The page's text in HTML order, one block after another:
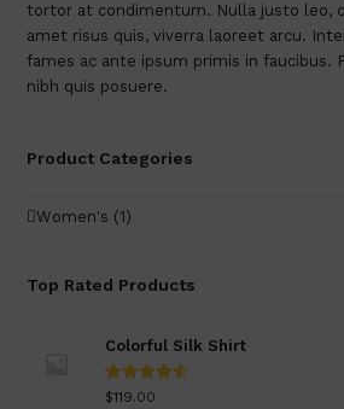
tortor at condimentum. Nulla justo leo,
amet risus quis, viverra laoreet arcu.
fames ac ante ipsum primis in faucibus.
nibh quis posuere.
Product Categories
Women's (1)
Top Rated Products
Colorful Silk Shirt
Puntuat
$119.00